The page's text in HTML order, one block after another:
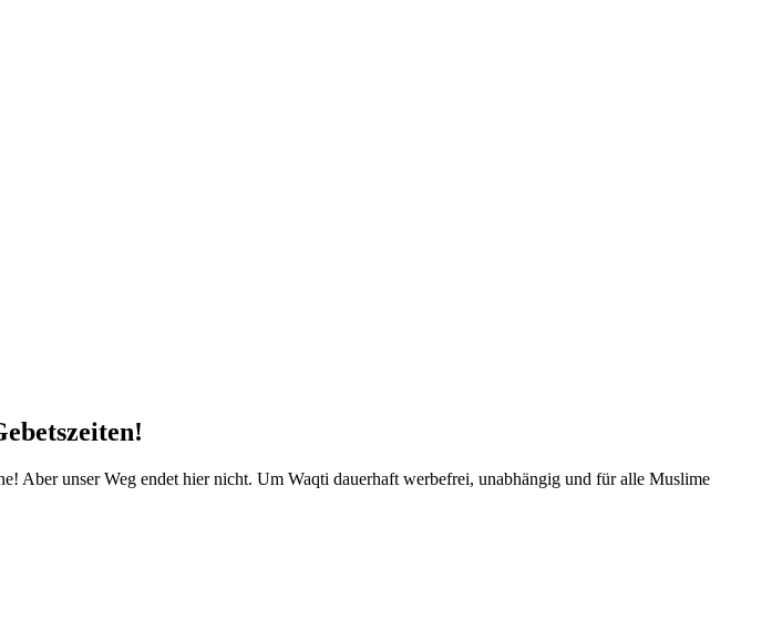
Aber unser Weg endet hier nicht. Um Waqti dauerhaft werbefrei, unabhängig und für alle Muslime